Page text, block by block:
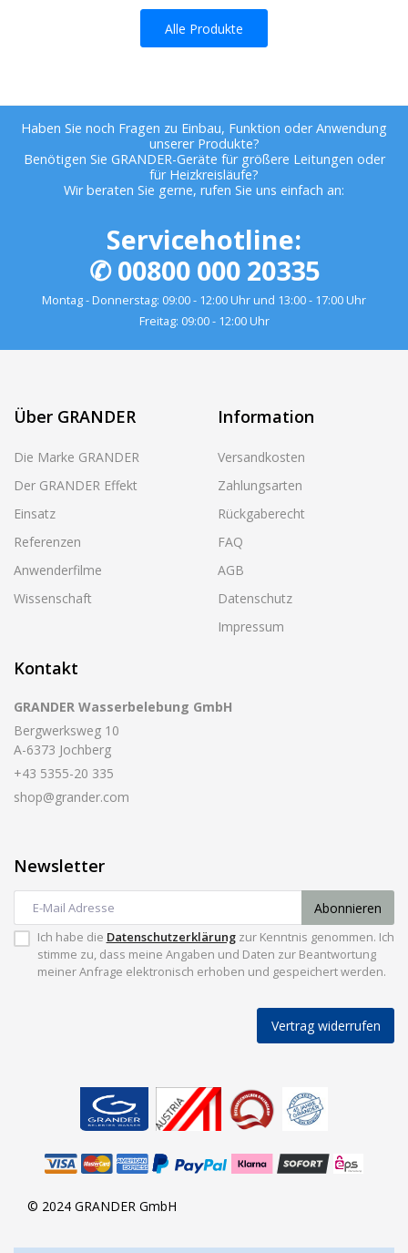
Alle Produkte
Haben Sie noch Fragen zu Einbau, Funktion oder Anwendung
unserer Produkte?
Benötigen Sie GRANDER-Geräte für größere Leitungen oder
für Heizkreisläufe?
Wir beraten Sie gerne, rufen Sie uns einfach an:
Servicehotline:
✆ 00800 000 20335
Montag - Donnerstag: 09:00 - 12:00 Uhr und 13:00 - 17:00 Uhr
Freitag: 09:00 - 12:00 Uhr
Über GRANDER
Die Marke GRANDER
Der GRANDER Effekt
Einsatz
Referenzen
Anwenderfilme
Wissenschaft
Information
Versandkosten
Zahlungsarten
Rückgaberecht
FAQ
AGB
Datenschutz
Impressum
Kontakt
GRANDER Wasserbelebung GmbH
Bergwerksweg 10
A-6373 Jochberg
+43 5355-20 335
shop@grander.com
Newsletter
Abonnieren
Ich habe die Datenschutzerklärungzur Kenntnis genommen. Ich
stimme zu, dass meine Angaben und Daten zur Beantwortung
meiner Anfrage elektronisch erhoben und gespeichert werden.
Vertrag widerrufen
© 2024 GRANDER GmbH